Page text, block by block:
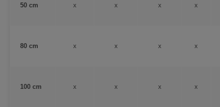
50 cm x x x x
80 cm x x x x
100 cm x x x x